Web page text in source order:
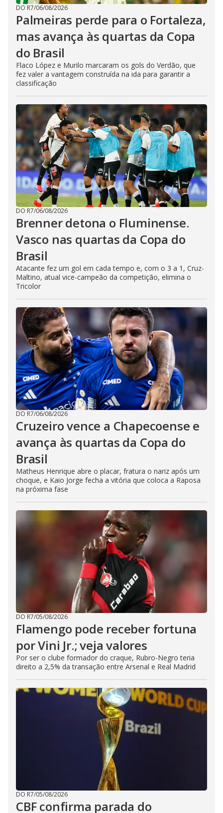
DO R7/06/08/2026
Palmeiras perde para o Fortaleza,
mas avança às quartas da Copa
do Brasil
Flaco López e Murilo marcaram os gols do Verdão, que
fez valer a vantagem construída na ida para garantir a
classificação
DO R7/06/08/2026
Brenner detona o Fluminense.
Vasco nas quartas da Copa do
Brasil
Atacante fez um gol em cada tempo e, com o 3 a 1, Cruz-
Maltino, atual vice-campeão da competição, elimina o
Tricolor
DO R7/06/08/2026
Cruzeiro vence a Chapecoense e
avança às quartas da Copa do
Brasil
Matheus Henrique abre o placar, fratura o nariz após um
choque, e Kaio Jorge fecha a vitória que coloca a Raposa
na próxima fase
DO R7/05/08/2026
Flamengo pode receber fortuna
por Vini Jr.; veja valores
Por ser o clube formador do craque, Rubro-Negro teria
direito a 2,5% da transação entre Arsenal e Real Madrid
DO R7/05/08/2026
CBF confirma parada do